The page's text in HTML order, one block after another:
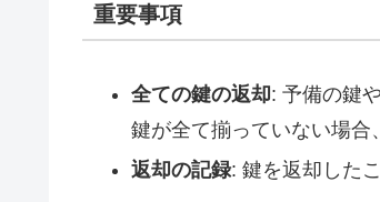
重要事項
全ての鍵の返却: 予備の鍵
鍵が全て揃っていない場合
返却の記録: 鍵を返却した